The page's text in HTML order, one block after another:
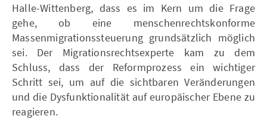
Halle-Wittenberg, dass es im Kern um die Frage
gehe, ob eine menschenrechtskonforme
Massenmigrationssteuerung grundsätzlich möglich
sei. Der Migrationsrechtsexperte kam zu dem
Schluss, dass der Reformprozess ein wichtiger
Schritt sei, um auf die sichtbaren Veränderungen
und die Dysfunktionalität auf europäischer Ebene zu
reagieren.